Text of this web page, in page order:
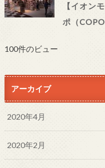
【イオン
ポ（COPO
100件のビュー
アーカイブ
2020年4月
2020年2月